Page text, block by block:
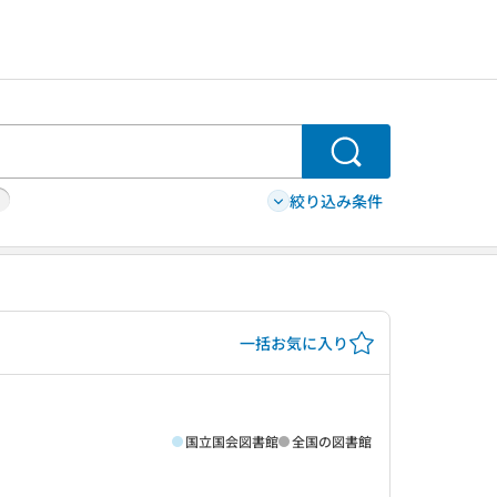
検索
絞り込み条件
一括お気に入り
国立国会図書館 全国の図書館